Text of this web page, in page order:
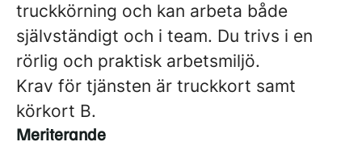
truckkörning och kan arbeta både
självständigt och i team. Du trivs i en
rörlig och praktisk arbetsmiljö.
Krav för tjänsten är truckkort samt
körkort B.
Meriterande